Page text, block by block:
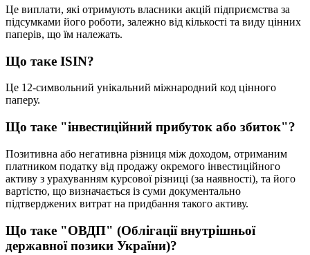
Це виплати, які отримують власники акцій підприємства за
підсумками його роботи, залежно від кількості та виду цінних
паперів, що їм належать.
Що таке ISIN?
Це 12-символьний унікальний міжнародний код цінного
паперу.
Що таке "інвестиційний прибуток або збиток"?
Позитивна або негативна різниця між доходом, отриманим
платником податку від продажу окремого інвестиційного
активу з урахуванням курсової різниці (за наявності), та його
вартістю, що визначається із суми документально
підтверджених витрат на придбання такого активу.
Що таке "ОВДП" (Облігації внутрішньої
державної позики України)?